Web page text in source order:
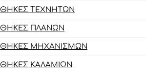
ΘΉΚΕΣ ΤΕΧΝΗΤΏΝ
ΘΉΚΕΣ ΠΛΆΝΩΝ
ΘΉΚΕΣ ΜΗΧΑΝΙΣΜΏΝ
ΘΉΚΕΣ ΚΑΛΑΜΙΏΝ